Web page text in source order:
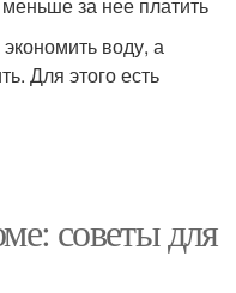
воду, а
Для этого есть
советы для